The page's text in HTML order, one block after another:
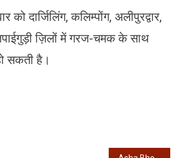
को दार्जिलिंग, कलिम्पोंग, अलीपुरद्वार,
ज़िलों में गरज-चमक के साथ
सकती है।